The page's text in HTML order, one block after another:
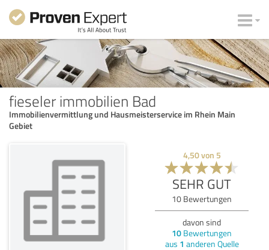
fieseler immobilien Bad
Immobilienvermittlung und Hausmeisterservice im Rhein Main
Gebiet
4,50von 5
SEHR GUT
10 Bewertungen
davon sind
10 Bewertungen
aus 1 anderen Quelle